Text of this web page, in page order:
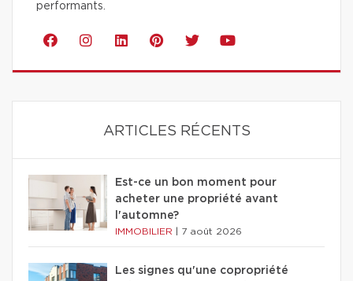
performants.
ARTICLES RÉCENTS
Est-ce un bon moment pour
acheter une propriété avant
l'automne?
IMMOBILIER 7 août 2026
Les signes qu'une copropriété